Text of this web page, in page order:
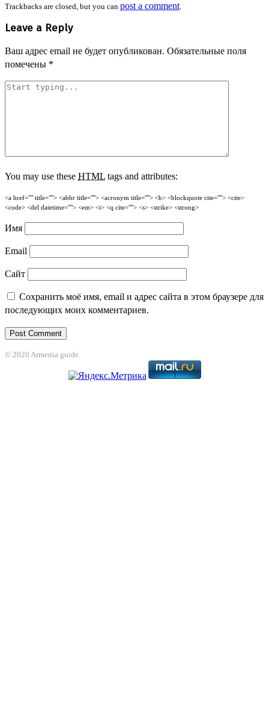
Trackbacks are closed, but you can post a comment.
Leave a Reply
Ваш адрес email не будет опубликован. Обязательные поля
помечены *
You may use these HTML tags and attributes:
<a href="" title=""> <abbr title=""> <acronym title=""> <b> <blockquote cite=""> <cite>
<code> <del datetime=""> <em> <i> <q cite=""> <s> <strike> <strong>
Имя
Email
Сайт
Сохранить моё имя, email и адрес сайта в этом браузере для
последующих моих комментариев.
© 2020 Armenia guide.